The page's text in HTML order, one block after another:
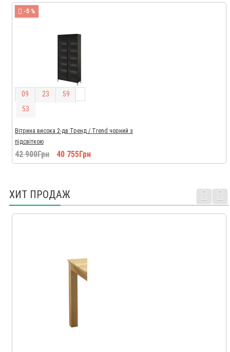
-5 %
09 23 59
52
Вітрина висока 2-дв Тренд / Trend чорний з
підсвіткою
42 900Грн 40 755Грн
ХИТ ПРОДАЖ